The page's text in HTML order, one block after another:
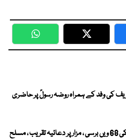
WhatsApp Twitter
کی وفد کے ہمراہ روضہ رسولؐ پر حاضری
میجر طفیل شہید کی 68 ویں برسی ، مزار پر دعائیہ تقریب ، مسلح